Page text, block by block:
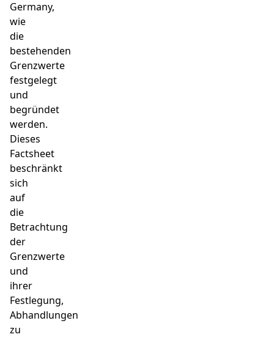
Germany,
wie
die
bestehenden
Grenzwerte
festgelegt
und
begründet
werden.
Dieses
Factsheet
beschränkt
sich
auf
die
Betrachtung
der
Grenzwerte
und
ihrer
Festlegung,
Abhandlungen
zu